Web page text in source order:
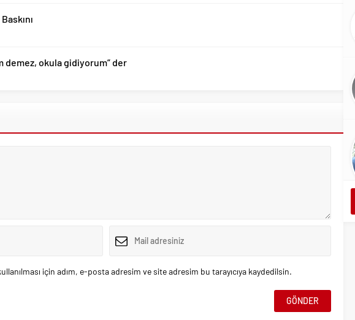
demez, okula gidiyorum” der
için adım, e-posta adresim ve site adresim bu tarayıcıya kaydedilsin.